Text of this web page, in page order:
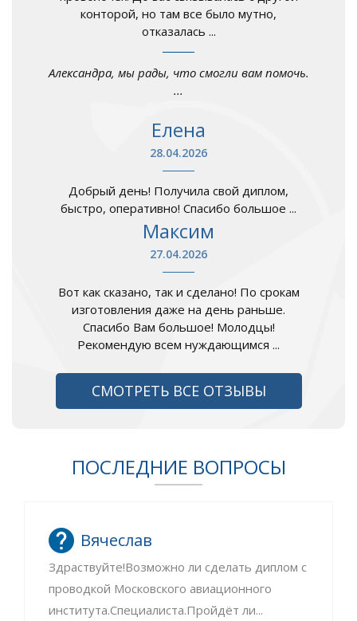
конторой, но там все было мутно,
отказалась ...
Александра, мы рады, что смогли вам помочь.
...
Елена
28.04.2026
Добрый день! Получила свой диплом,
быстро, оперативно! Спасибо большое ...
Максим
27.04.2026
Вот как сказано, так и сделано! По срокам
изготовления даже на день раньше.
Спасибо Вам большое! Молодцы!
Рекомендую всем нуждающимся ...
СМОТРЕТЬ ВСЕ ОТЗЫВЫ
ПОСЛЕДНИЕ ВОПРОСЫ
Вячеслав
Здраствуйте!Возможно ли сделать диплом с
проводкой Московского авиационного
института.Специалиста.Пройдёт ли...